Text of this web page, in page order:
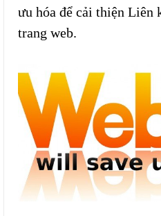
ưu hóa để cải thiện Liên
trang web.